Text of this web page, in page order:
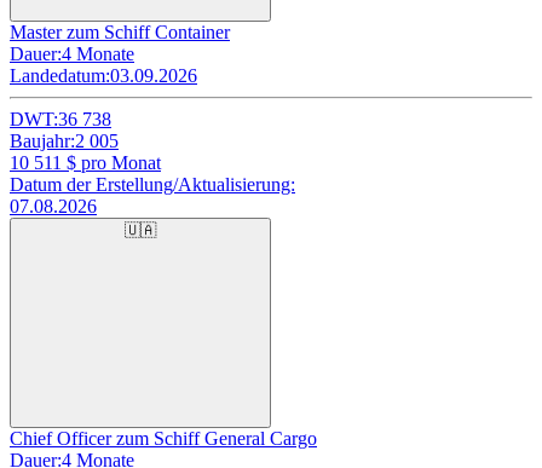
Master zum Schiff Container
Dauer:4 Monate
Landedatum:03.09.2026
DWT:36 738
Baujahr:2 005
10 511 $ pro Monat
Datum der Erstellung/Aktualisierung:
07.08.2026
🇺🇦
Chief Officer zum Schiff General Cargo
Dauer:4 Monate